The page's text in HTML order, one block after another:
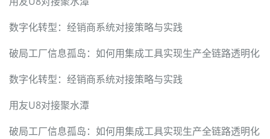
数字化转型：经销商系统对接策略与实践
破局工厂信息孤岛：如何用集成工具实现生产全链路透明化
数字化转型：经销商系统对接策略与实践
用友U8对接聚水潭
破局工厂信息孤岛：如何用集成工具实现生产全链路透明化